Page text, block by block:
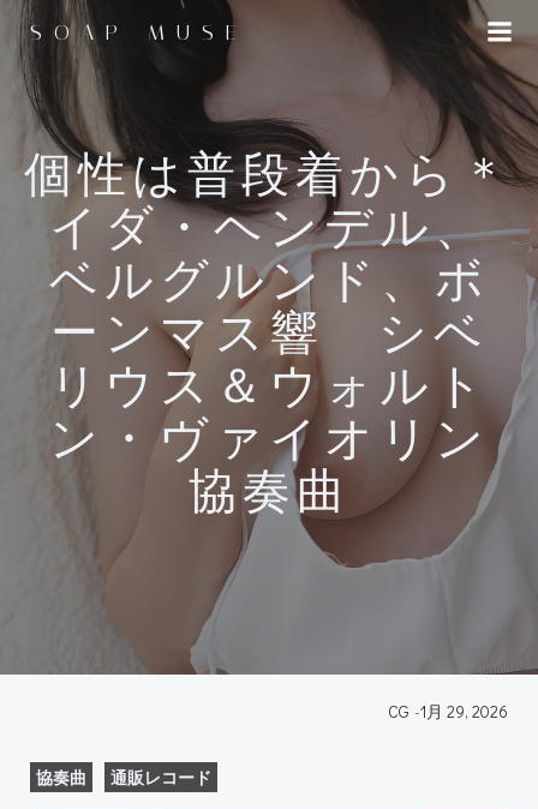
ツ
へ
ス
キ
ッ
プ
SOAP MUSE
個性は普段着から＊
イダ・ヘンデル、
ベルグルンド、ボ
ーンマス響 シベ
リウス＆ウォルト
ン・ヴァイオリン
協奏曲
CG -1月 29, 2026
協奏曲 通販レコード